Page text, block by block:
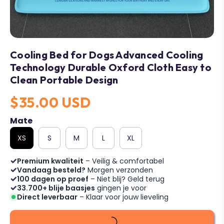
Cooling Bed for Dogs Advanced Cooling
Technology Durable Oxford Cloth Easy to
Clean Portable Design
$35.00 USD
Mate
XS S M L XL
Premium kwaliteit – Veilig & comfortabel
Vandaag besteld? Morgen verzonden
100 dagen op proef – Niet blij? Geld terug
33.700+ blije baasjes gingen je voor
Direct leverbaar – Klaar voor jouw lieveling